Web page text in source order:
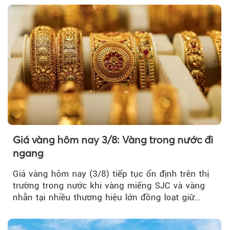
Giá vàng hôm nay 3/8: Vàng trong nước đi
ngang
Giá vàng hôm nay (3/8) tiếp tục ổn định trên thị
trường trong nước khi vàng miếng SJC và vàng
nhẫn tại nhiều thương hiệu lớn đồng loạt giữ